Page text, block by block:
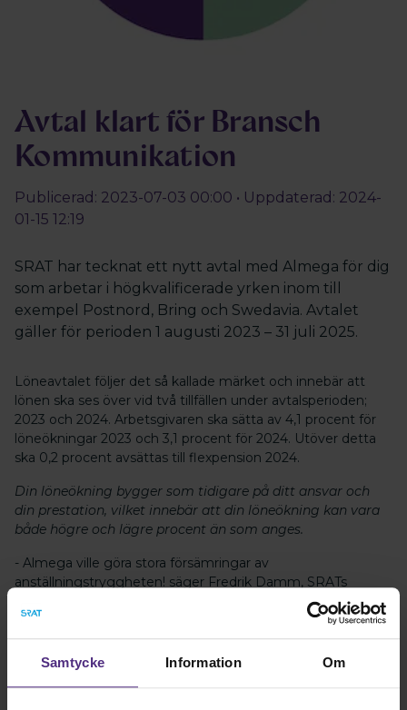
Samtycke Information Om
Avtal klart för Bransch
Kommunikation
Publicerad: 2023-07-03 00:00 • Uppdaterad: 2024-
01-15 12:19
SRAT har tecknat ett nytt avtal med Almega för dig
som arbetar i högkvalificerade yrken inom till
exempel Postnord, Bring och Swedavia. Avtalet
gäller för perioden 1 augusti 2023 – 31 juli 2025.
Löneavtalet följer det så kallade märket och innebär att
lönen ska ses över vid två tillfällen under avtalsperioden;
2023 och 2024. Arbetsgivaren ska sätta av 4,1 procent för
löneökningar 2023 och 3,1 procent för 2024. Utöver detta
ska 0,2 procent avsättas till flexpension 2024.
Din löneökning bygger som tidigare på ditt ansvar och
din prestation, vilket innebär att din löneökning kan vara
både högre och lägre procent än som anges.
- Almega ville göra stora försämringar av
anställningstryggheten! säger Fredrik Damm, SRATs
förhandlingsansvarige. Vi lyckades stoppa en utökad och
mycket osäker form av visstidsanställning. Vi förhindrade
också flera andra försämringar.
Förhandlingarna var tuffa denna avtalsrörelse då parterna
stod väldigt långt från varandra.